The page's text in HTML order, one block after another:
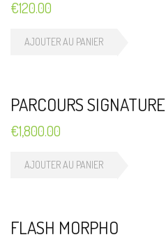
€120.00
AJOUTER AU PANIER
PARCOURS SIGNATURE
€1,800.00
AJOUTER AU PANIER
FLASH MORPHO